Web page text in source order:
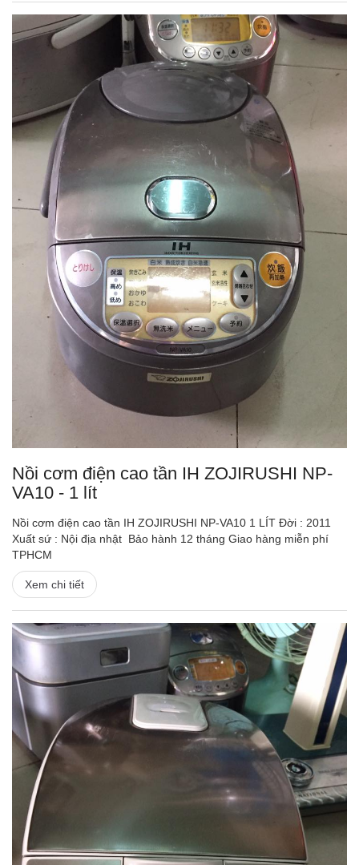
Nồi cơm điện cao tần IH ZOJIRUSHI NP-
VA10 - 1 lít
Nồi cơm điện cao tần IH ZOJIRUSHI NP-VA10 1 LÍT Đời : 2011
Xuất sứ : Nội địa nhật Bảo hành 12 tháng Giao hàng miễn phí
TPHCM
Xem chi tiết